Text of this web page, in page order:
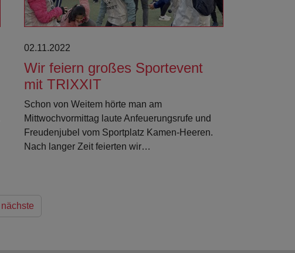
02.11.2022
Wir feiern großes Sportevent
mit TRIXXIT
Schon von Weitem hörte man am
Mittwochvormittag laute Anfeuerungsrufe und
Freudenjubel vom Sportplatz Kamen-Heeren.
Nach langer Zeit feierten wir…
nächste